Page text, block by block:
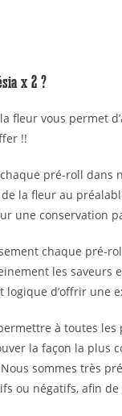
x 2 ?
fleur vous permet
!!
pré-roll dans
la fleur au
une conservation
chaque pré-
les
d’offrir une
à toutes
la façon la plus
sommes très
ou négatifs, afin